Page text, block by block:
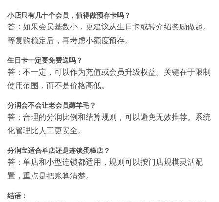
小店只有几十个会员，值得做预存卡吗？
答：如果会员基数小，更建议从生日卡或转介绍奖励做起。
等复购稳定后，再考虑小额度预存。
生日卡一定要免费送吗？
答：不一定，可以作为充值或会员升级权益。关键在于限制
使用范围，而不是价格高低。
分润会不会让老会员薅羊毛？
答：合理的分润比例和结算规则，可以避免无效推荐。系统
化管理比人工更安全。
分润宝适合单店还是连锁蛋糕店？
答：单店和小型连锁都适用，规则可以按门店规模灵活配
置，重点是把账算清楚。
结语：